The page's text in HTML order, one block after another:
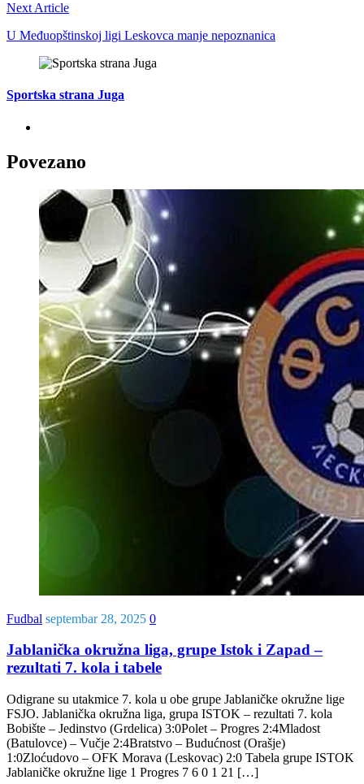
Next Article
U Međuopštinskoj ligi Leskovca manje nepoznanica
Sportska strana Juga
Povezano
Fudbal septembar 28, 2025 0
Jablanička okružna liga, grupe Istok i Zapad –
rezultati 7. kola i tabele
Odigrane su utakmice 7. kola u obe grupe Jablaničke okružne lige
FSJO. Jablanička okružna liga, grupa ISTOK – rezultati 7. kola
Bobište – Jedinstvo (Grdelica) 3:0Polet – Progres 2:4Mladost
(Batulovce) – Vučje 2:4Bratstvo – Budućnost (Orašje)
1:0Zloćudovo – OFK Morava (Leskovac) 2:0 Tabela grupe ISTOK
Jablaničke okružne lige 1 Progres 7 6 0 1 21 […]